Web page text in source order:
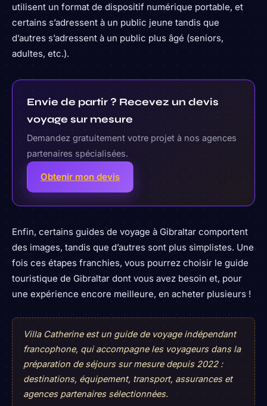
utilisent un format de dispositif numérique portable, et
certains s’adressent à un public jeune tandis que
d’autres s’adressent à un public plus âgé (seniors,
adultes, etc.).
Envie de partir ? Recevez un devis
voyage sur mesure
Demandez gratuitement votre projet à nos agences
partenaires spécialisées.
Obtenir mon devis
Enfin, certains guides de voyage à Gibraltar comportent
des images, tandis que d’autres sont plus simplistes. Une
fois ces étapes franchies, vous pourrez choisir le guide
touristique de Gibraltar dont vous avez besoin et, pour
une expérience encore meilleure, en acheter plusieurs !
Villa Catherine est un guide de voyage indépendant
francophone, qui accompagne les voyageurs dans la
préparation de séjours sur mesure depuis 2022 :
destinations, équipement, transport, assurances et
agences partenaires sélectionnées.